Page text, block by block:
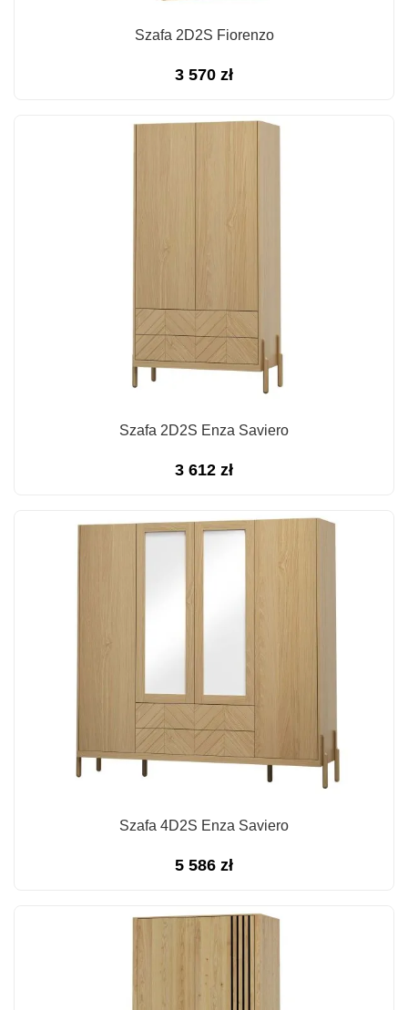
Szafa 2D2S Fiorenzo
3 570 zł
Szafa 2D2S Enza Saviero
3 612 zł
Szafa 4D2S Enza Saviero
5 586 zł